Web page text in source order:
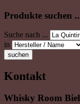
Produkte suchen
Suche nach ...
in
suchen
Kontakt
Whisky Room